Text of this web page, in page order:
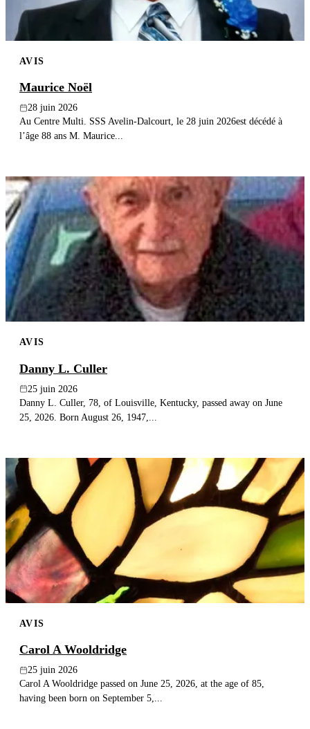
AVIS
Maurice Noël
28 juin 2026
Au Centre Multi. SSS Avelin-Dalcourt, le 28 juin 2026est décédé à
l’âge 88 ans M. Maurice...
AVIS
Danny L. Culler
25 juin 2026
Danny L. Culler, 78, of Louisville, Kentucky, passed away on June
25, 2026. Born August 26, 1947,...
AVIS
Carol A Wooldridge
25 juin 2026
Carol A Wooldridge passed on June 25, 2026, at the age of 85,
having been born on September 5,...